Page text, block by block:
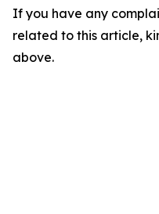
If you have any
related to this article,
above.